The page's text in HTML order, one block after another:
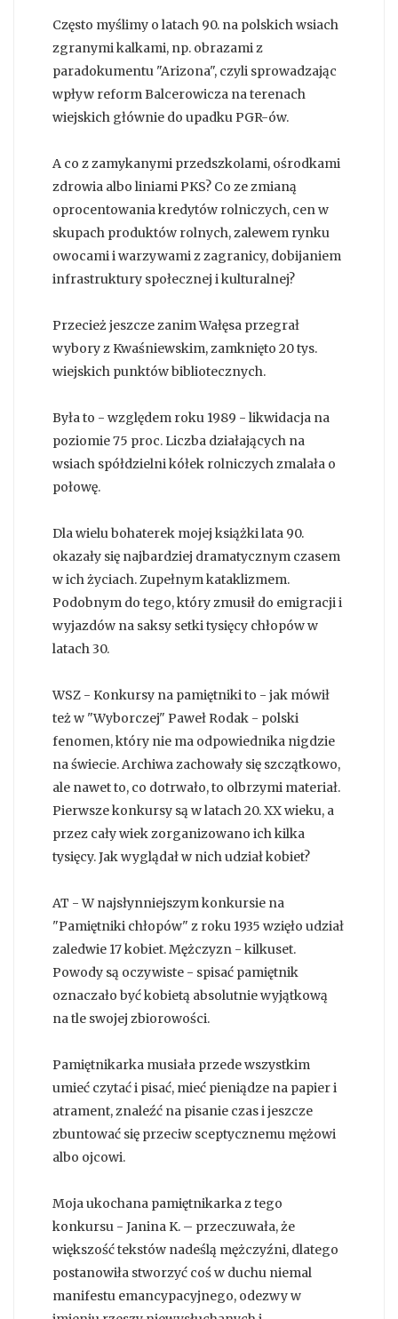
Często myślimy o latach 90. na polskich wsiach
zgranymi kalkami, np. obrazami z
paradokumentu "Arizona", czyli sprowadzając
wpływ reform Balcerowicza na terenach
wiejskich głównie do upadku PGR-ów.
A co z zamykanymi przedszkolami, ośrodkami
zdrowia albo liniami PKS? Co ze zmianą
oprocentowania kredytów rolniczych, cen w
skupach produktów rolnych, zalewem rynku
owocami i warzywami z zagranicy, dobijaniem
infrastruktury społecznej i kulturalnej?
Przecież jeszcze zanim Wałęsa przegrał
wybory z Kwaśniewskim, zamknięto 20 tys.
wiejskich punktów bibliotecznych.
Była to - względem roku 1989 - likwidacja na
poziomie 75 proc. Liczba działających na
wsiach spółdzielni kółek rolniczych zmalała o
połowę.
Dla wielu bohaterek mojej książki lata 90.
okazały się najbardziej dramatycznym czasem
w ich życiach. Zupełnym kataklizmem.
Podobnym do tego, który zmusił do emigracji i
wyjazdów na saksy setki tysięcy chłopów w
latach 30.
WSZ - Konkursy na pamiętniki to - jak mówił
też w "Wyborczej" Paweł Rodak - polski
fenomen, który nie ma odpowiednika nigdzie
na świecie. Archiwa zachowały się szczątkowo,
ale nawet to, co dotrwało, to olbrzymi materiał.
Pierwsze konkursy są w latach 20. XX wieku, a
przez cały wiek zorganizowano ich kilka
tysięcy. Jak wyglądał w nich udział kobiet?
AT - W najsłynniejszym konkursie na
"Pamiętniki chłopów" z roku 1935 wzięło udział
zaledwie 17 kobiet. Mężczyzn - kilkuset.
Powody są oczywiste - spisać pamiętnik
oznaczało być kobietą absolutnie wyjątkową
na tle swojej zbiorowości.
Pamiętnikarka musiała przede wszystkim
umieć czytać i pisać, mieć pieniądze na papier i
atrament, znaleźć na pisanie czas i jeszcze
zbuntować się przeciw sceptycznemu mężowi
albo ojcowi.
Moja ukochana pamiętnikarka z tego
konkursu - Janina K. – przeczuwała, że
większość tekstów nadeślą mężczyźni, dlatego
postanowiła stworzyć coś w duchu niemal
manifestu emancypacyjnego, odezwy w